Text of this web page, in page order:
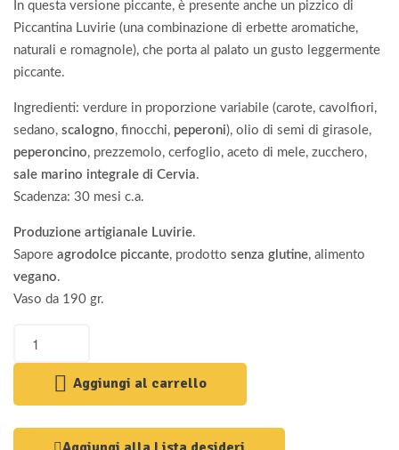
In questa versione piccante, è presente anche un pizzico di
Piccantina Luvirie (una combinazione di erbette aromatiche,
naturali e romagnole), che porta al palato un gusto leggermente
piccante.
Ingredienti: verdure in proporzione variabile (carote, cavolfiori,
sedano, scalogno, finocchi, peperoni), olio di semi di girasole,
peperoncino, prezzemolo, cerfoglio, aceto di mele, zucchero,
sale marino integrale di Cervia.
Scadenza: 30 mesi c.a.
Produzione artigianale Luvirie.
Sapore agrodolce piccante, prodotto senza glutine, alimento
vegano.
Vaso da 190 gr.
Aggiungi al carrello